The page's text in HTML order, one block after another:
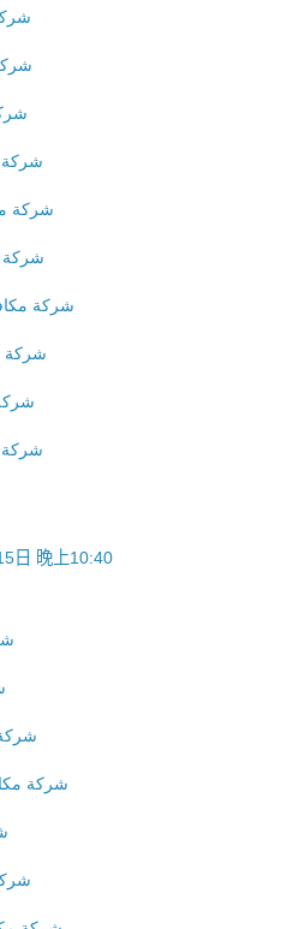
شركة
شركة
شركة
شركة
شركة
شركة
日 晚上10:40
شركة